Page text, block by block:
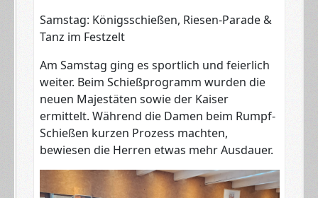
​Samstag: Königsschießen, Riesen-Parade &
Tanz im Festzelt
​Am Samstag ging es sportlich und feierlich
weiter. Beim Schießprogramm wurden die
neuen Majestäten sowie der Kaiser
ermittelt. Während die Damen beim Rumpf-
Schießen kurzen Prozess machten,
bewiesen die Herren etwas mehr Ausdauer.